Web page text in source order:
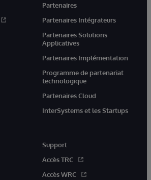
Partenaires
Partenaires Intégrateurs
Partenaires Solutions
Applicatives
Partenaires Implémentation
Programme de partenariat
technologique
Partenaires Cloud
InterSystems et les Startups
Support
Accès TRC
Accès WRC